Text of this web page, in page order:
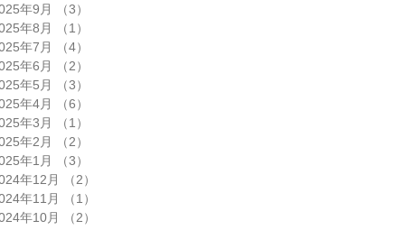
年9月
（3）
年8月
（1）
年7月
（4）
年6月
（2）
年5月
（3）
年4月
（6）
年3月
（1）
年2月
（2）
年1月
（3）
年12月
（2）
年11月
（1）
年10月
（2）